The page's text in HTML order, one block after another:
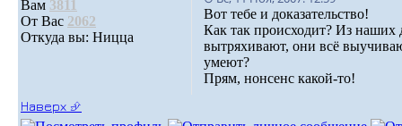
Вам 3811
От Вас 2062
Откуда вы: Ницца
Вот тебе и доказательство!
Как так происходит? Из наших
вытряхивают, они всё
умеют?
Прям, нонсенс какой-то!
Наверх ⮵